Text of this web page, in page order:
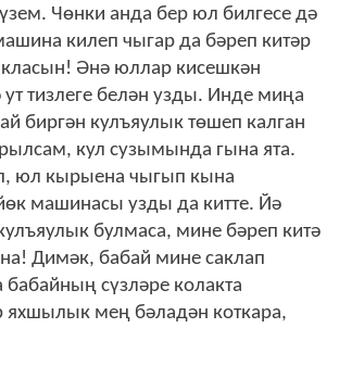
Чөнки анда бер юл билгесе дә
килеп чыгар да бәреп китәр
Әнә юллар кисешкән
тизлеге белән узды. Инде миңа
биргән кулъяулык төшеп калган
кул сузымында гына ята.
юл кырыена чыгып кына
машинасы узды да китте. Йә
булмаса, мине бәреп китә
Димәк, бабай мине саклап
сүзләре колакта
яхшылык мең бәладән коткара,